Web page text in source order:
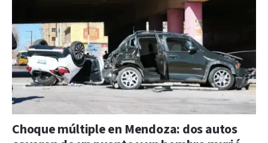
Choque múltiple en Mendoza: dos autos